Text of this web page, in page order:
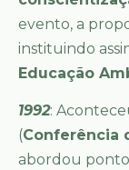
evento, a
instituindo
Educação
1992:
(Conferência
abordou